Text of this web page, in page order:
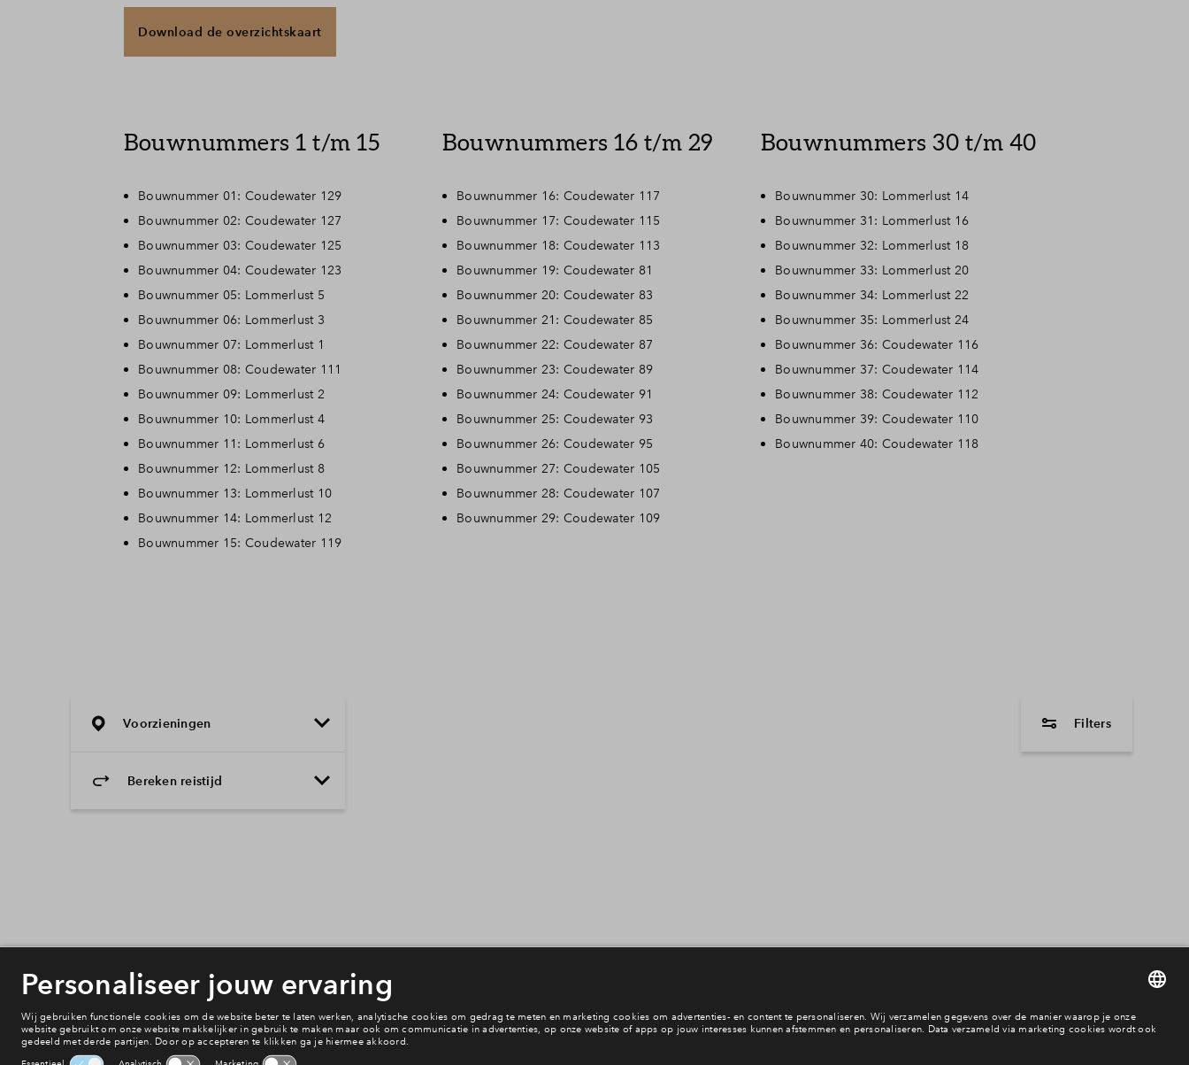
Download de overzichtskaart
Bouwnummers 1 t/m 15
Bouwnummer 01: Coudewater 129
Bouwnummer 02: Coudewater 127
Bouwnummer 03: Coudewater 125
Bouwnummer 04: Coudewater 123
Bouwnummer 05: Lommerlust 5
Bouwnummer 06: Lommerlust 3
Bouwnummer 07: Lommerlust 1
Bouwnummer 08: Coudewater 111
Bouwnummer 09: Lommerlust 2
Bouwnummer 10: Lommerlust 4
Bouwnummer 11: Lommerlust 6
Bouwnummer 12: Lommerlust 8
Bouwnummer 13: Lommerlust 10
Bouwnummer 14: Lommerlust 12
Bouwnummer 15: Coudewater 119
Bouwnummers 16 t/m 29
Bouwnummer 16: Coudewater 117
Bouwnummer 17: Coudewater 115
Bouwnummer 18: Coudewater 113
Bouwnummer 19: Coudewater 81
Bouwnummer 20: Coudewater 83
Bouwnummer 21: Coudewater 85
Bouwnummer 22: Coudewater 87
Bouwnummer 23: Coudewater 89
Bouwnummer 24: Coudewater 91
Bouwnummer 25: Coudewater 93
Bouwnummer 26: Coudewater 95
Bouwnummer 27: Coudewater 105
Bouwnummer 28: Coudewater 107
Bouwnummer 29: Coudewater 109
Bouwnummers 30 t/m 40
Bouwnummer 30: Lommerlust 14
Bouwnummer 31: Lommerlust 16
Bouwnummer 32: Lommerlust 18
Bouwnummer 33: Lommerlust 20
Bouwnummer 34: Lommerlust 22
Bouwnummer 35: Lommerlust 24
Bouwnummer 36: Coudewater 116
Bouwnummer 37: Coudewater 114
Bouwnummer 38: Coudewater 112
Bouwnummer 39: Coudewater 110
Bouwnummer 40: Coudewater 118
Voorzieningen
Selecteer vervoermiddel
Onderwijs Voorzieningen Bereikbaarheid
Bereken reistijd
Filters
Beschikbaarheid
In aanbouw /